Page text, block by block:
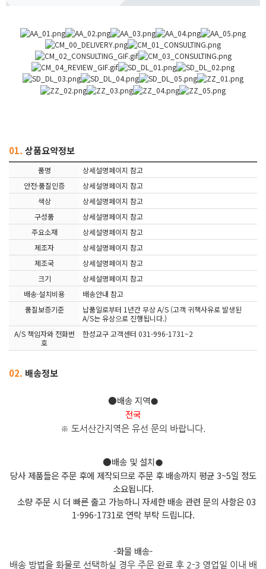
01. 상품요약정보
품명
상세설명페이지 참고
안전·품질인증
상세설명페이지 참고
색상
상세설명페이지 참고
구성품
상세설명페이지 참고
주요소재
상세설명페이지 참고
제조자
상세설명페이지 참고
제조국
상세설명페이지 참고
크기
상세설명페이지 참고
배송·설치비용
배송안내 참고
품질보증기준
납품일로부터 1년간 무상 A/S (고객 귀책사유로 발생된
A/S는 유상으로 진행됩니다.)
A/S 책임자와 전화번
호
한성교구 고객센터 031-996-1731~2
02. 배송정보
●배송 지역●
전국
※ 도서산간지역은 유선 문의 바랍니다.
●배송 및 설치●
당사 제품들은 주문 후에 제작되므로 주문 후 배송까지 평균 3~5일 정도
소요됩니다.
소량 주문 시 더 빠른 출고 가능하니 자세한 배송 관련 문의 사항은 03
1-996-1731로 연락 부탁 드립니다.
-화물 배송-
배송 방법을 화물로 선택하실 경우 주문 완료 후 2-3 영업일 이내 배